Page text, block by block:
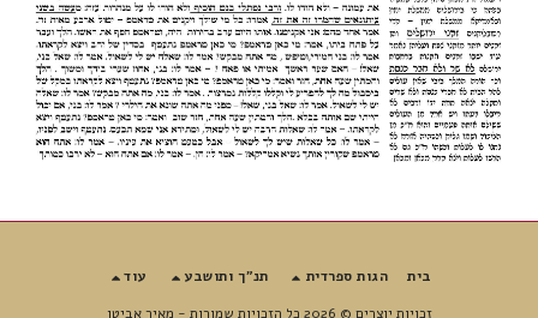
בית הגות ספרדית תנ"ך ותושבע
עוד
זכויות יוצרים © 2026 כל הזכויות שמורות -
מאיר אביטן